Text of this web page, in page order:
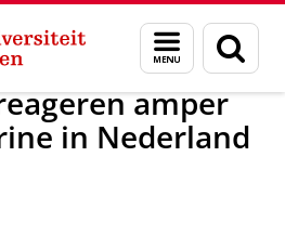
Menu
en
zoeken
Nieuwsberichten
amper
in Nederland